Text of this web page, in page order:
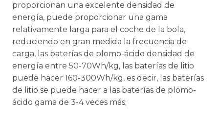
proporcionan una excelente densidad de
energía, puede proporcionar una gama
relativamente larga para el coche de la bola,
reduciendo en gran medida la frecuencia de
carga, las baterías de plomo-ácido densidad de
energía entre 50-70Wh/kg, las baterías de litio
puede hacer 160-300Wh/kg, es decir, las baterías
de litio se puede hacer a las baterías de plomo-
ácido gama de 3-4 veces más;